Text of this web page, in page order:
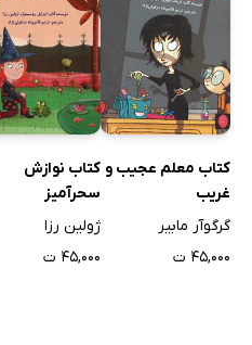
کتاب معلم عجیب و
غریب
گرگوآر مابیر
۴۵,۰۰۰ ت
کتاب نوازش
سحرآمیز
ژولین رزا
۴۵,۰۰۰ ت